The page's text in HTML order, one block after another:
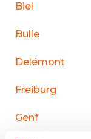
Biel
Bulle
Delémont
Freiburg
Genf